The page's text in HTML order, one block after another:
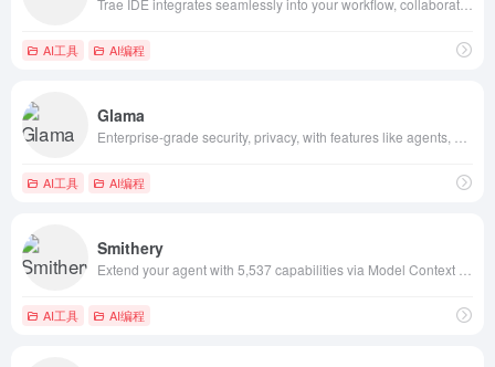
AI工具 AI编程
Glama
AI工具 AI编程
Smithery
AI工具 AI编程